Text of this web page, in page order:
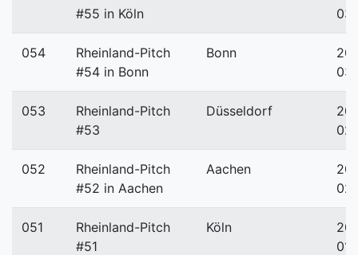
#55 in Köln
054
Rheinland-Pitch
#54 in Bonn
Bonn
053
Rheinland-Pitch
#53
Düsseldorf
052
Rheinland-Pitch
#52 in Aachen
Aachen
051
Rheinland-Pitch
#51
Köln